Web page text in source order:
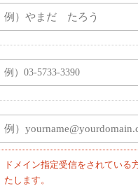
ドメイン指定受信をされてい
たします。